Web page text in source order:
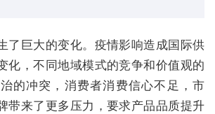
了巨大的变化。疫情影响造成国际供
化，不同地域模式的竞争和价值观的
的冲突，消费者消费信心不足，市
带来了更多压力，要求产品品质提升